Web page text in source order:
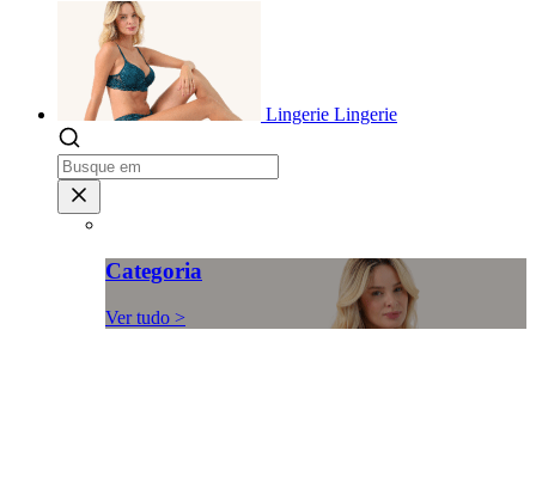
Lingerie Lingerie
Categoria
Ver tudo >